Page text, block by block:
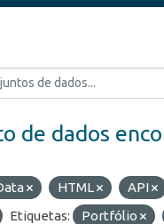
de dados
HTML API
Etiquetas: Portfólio